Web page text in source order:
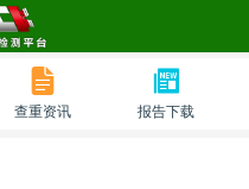
查重资讯 报告下载